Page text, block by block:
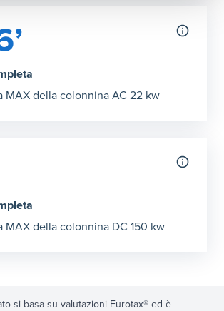
MAX della colonnina AC 22 kw
MAX della colonnina DC 150 kw
si basa su valutazioni Eurotax® ed è